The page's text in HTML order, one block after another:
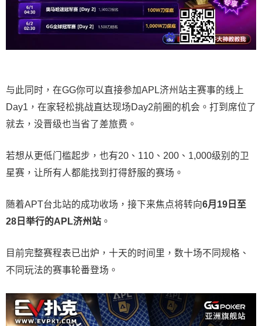
与此同时，在GG你可以直接参加APL济州站主赛事的线上
Day1，在家轻松挑战直达现场Day2前圈的机会。打到席位了
就去，没晋级也当省了差旅费。
若想从更低门槛起步，也有20、110、200、1,000级别的卫
星赛，让所有人都能找到打得舒服的赛场。
随着APT台北站的成功收场，接下来焦点将转向6月 19 日至
28 日举行的APL济州站 。
目前完整赛程表已出炉，十天的时间里，数十场不同规格、
不同玩法的赛事轮番登场。